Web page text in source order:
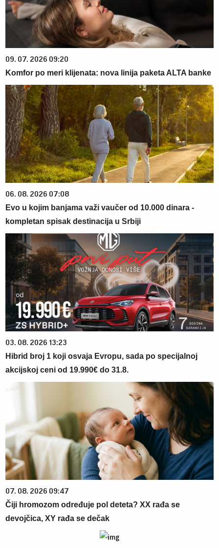
09. 07. 2026 09:20
Komfor po meri klijenata: nova linija paketa ALTA banke
06. 08. 2026 07:08
Evo u kojim banjama važi vaučer od 10.000 dinara -
kompletan spisak destinacija u Srbiji
03. 08. 2026 13:23
Hibrid broj 1 koji osvaja Evropu, sada po specijalnoj
akcijskoj ceni od 19.990€ do 31.8.
07. 08. 2026 09:47
Čiji hromozom određuje pol deteta? XX rađa se
devojčica, XY rađa se dečak